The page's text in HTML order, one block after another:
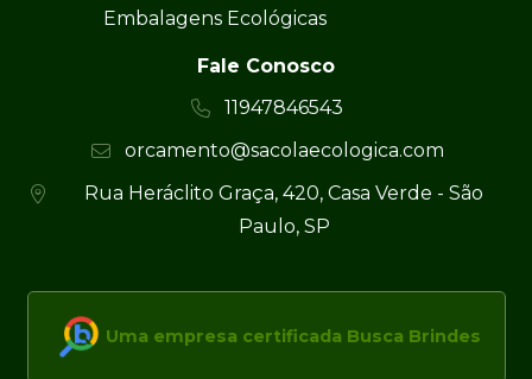
Embalagens Ecológicas
Fale Conosco
11947846543
orcamento@sacolaecologica.com
Rua Heráclito Graça, 420, Casa Verde - São
Paulo, SP
Uma empresa certificada Busca Brindes